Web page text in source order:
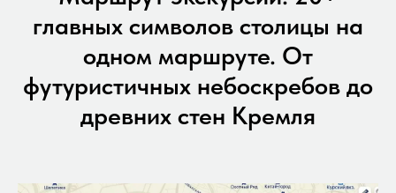
главных символов столицы на
одном маршруте. От
футуристичных небоскребов до
древних стен Кремля